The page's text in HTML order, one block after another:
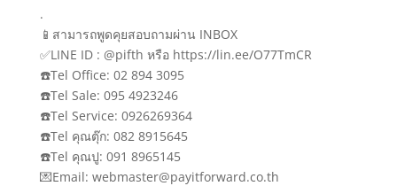
.
📱สามารถพูดคุยสอบถามผ่าน INBOX
✅LINE ID : @pifth หรือ https://lin.ee/O77TmCR
☎️Tel Office: 02 894 3095
☎️Tel Sale: 095 4923246
☎️Tel Service: 0926269364
☎️Tel คุณตุ๊ก: 082 8915645
☎️Tel คุณปู: 091 8965145
💌Email: webmaster@payitforward.co.th